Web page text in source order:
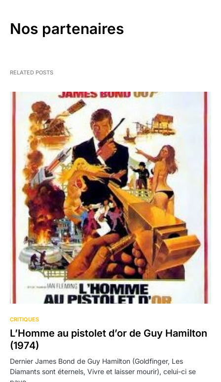
Nos partenaires
RELATED POSTS
CRITIQUES
L’Homme au pistolet d’or de Guy Hamilton
(1974)
Dernier James Bond de Guy Hamilton (Goldfinger, Les
Diamants sont éternels, Vivre et laisser mourir), celui-ci se